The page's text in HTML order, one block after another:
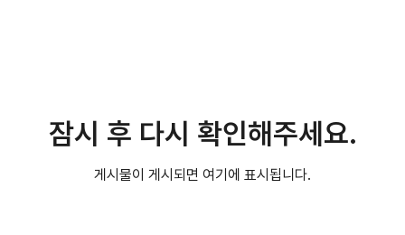
잠시 후 다시 확인해주세요.
게시물이 게시되면 여기에 표시됩니다.